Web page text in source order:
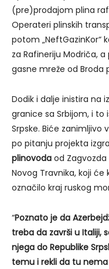
(pre)prodajom plina
Operateri plinskih
potom „NeftGazinKor“
za Rafineriju Modriča,
gasne mreže od Broda
Dodik i dalje inistira na
granice sa Srbijom, i to
Srpske. Biće
po pitanju projekta
plinovoda od Zagvozda
Novog Travnika, koji će
označilo kraj ruskog
“Poznato je da
treba da završi u Italiji,
njega do Republike
temu i rekli da tu